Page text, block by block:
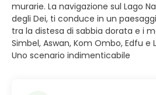
murarie. La navigazione sul Lago
degli Dei, ti conduce in un
tra la distesa di sabbia dorata e i
Simbel, Aswan, Kom Ombo, Edfu e
Uno scenario indimenticabile